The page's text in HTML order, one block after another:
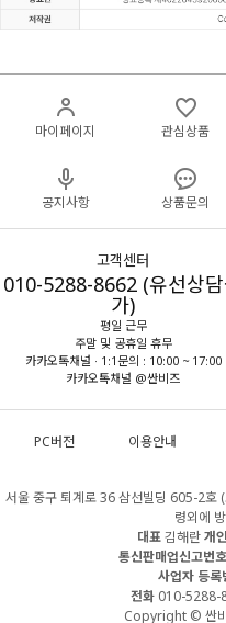
마이페이지 관심상품
공지사항 상품문의
고객센터
010-5288-8662 (유선상
가)
평일 근무
주말 및 공휴일 휴무
카카오톡채널 · 1:1문의 : 10:00 ~ 17:00
카카오톡채널 @싼비즈
PC버전 이용안내
서울 중구 퇴계로 36 삼선빌딩 605-2호
령외에
대표김해란개
통신판매업신고번호
사업자 등록
전화010-5288-
Copyright © 싼